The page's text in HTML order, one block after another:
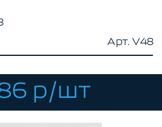
Арт. V48
р/шт